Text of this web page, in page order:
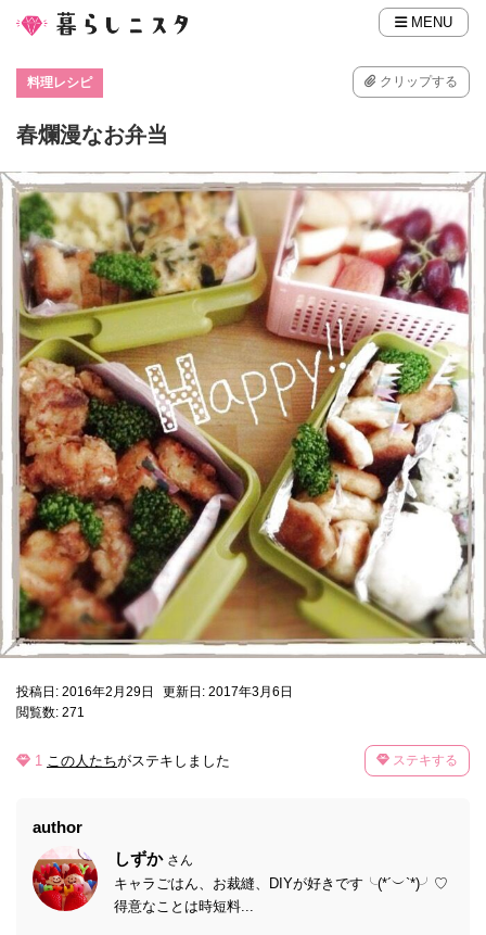
MENU
料理レシピ クリップする
春爛漫なお弁当
投稿日: 2016年2月29日
更新日: 2017年3月6日
閲覧数: 271
1 この人たちがステキしました ステキする
author
しずか さん
キャラごはん、お裁縫、DIYが好きです╰(*´︶`*)╯♡
得意なことは時短料...